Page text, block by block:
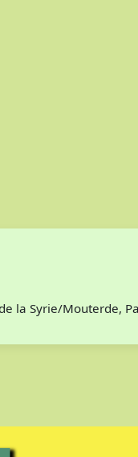
la Syrie/Mouterde,